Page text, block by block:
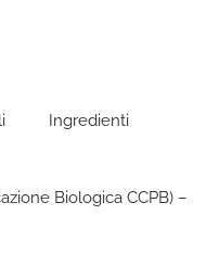
Ingredienti
Biologica CCPB) –